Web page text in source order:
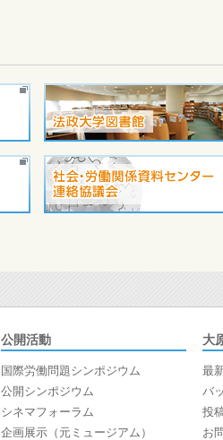
公開活動
国際労働問題シンポジウム
公開シンポジウム
シネマフォーラム
企画展示（元ミュージアム）
大
最
バ
投
お